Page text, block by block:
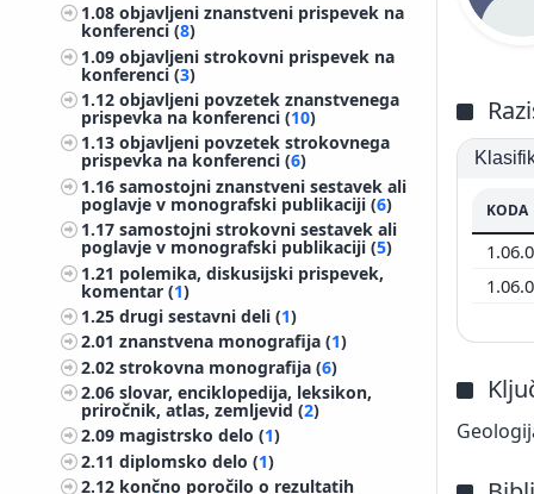
1.08objavljeni znanstveni prispevek na
konferenci (8)
1.09objavljeni strokovni prispevek na
konferenci (3)
1.12objavljeni povzetek znanstvenega
prispevka na konferenci (10)
1.13objavljeni povzetek strokovnega
prispevka na konferenci (6)
1.16samostojni znanstveni sestavek ali
poglavje v monografski publikaciji (6)
1.17samostojni strokovni sestavek ali
poglavje v monografski publikaciji (5)
1.21 polemika, diskusijski prispevek,
komentar (1)
1.25drugi sestavni deli (1)
2.01znanstvena monografija (1)
2.02strokovna monografija (6)
2.06slovar, enciklopedija, leksikon,
priročnik, atlas, zemljevid (2)
2.09 magistrsko delo (1)
2.11diplomsko delo (1)
2.12 končno poročilo o rezultatih
KODA